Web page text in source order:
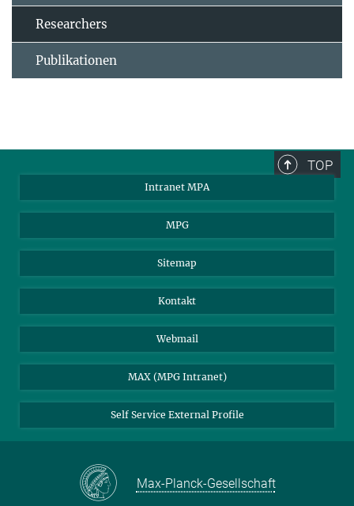
Researchers
Publikationen
TOP
Intranet MPA
MPG
Sitemap
Kontakt
Webmail
MAX (MPG Intranet)
Self Service External Profile
Max-Planck-Gesellschaft